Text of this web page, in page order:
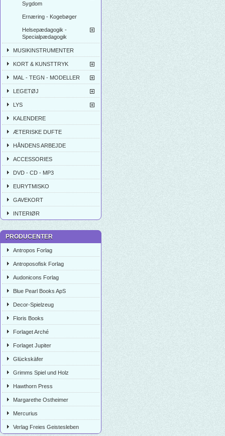
Sygdom
Ernæring - Kogebøger
Helsepædagogik -
Specialpædagogik
MUSIKINSTRUMENTER
KORT & KUNSTTRYK
MAL - TEGN - MODELLER
LEGETØJ
LYS
KALENDERE
ÆTERISKE DUFTE
HÅNDENS ARBEJDE
ACCESSORIES
DVD - CD - MP3
EURYTMISKO
GAVEKORT
INTERIØR
PRODUCENTER
Antropos Forlag
Antroposofisk Forlag
Audonicons Forlag
Blue Pearl Books ApS
Decor-Spielzeug
Floris Books
Forlaget Arché
Forlaget Jupiter
Glückskäfer
Grimms Spiel und Holz
Hawthorn Press
Margarethe Ostheimer
Mercurius
Verlag Freies Geistesleben